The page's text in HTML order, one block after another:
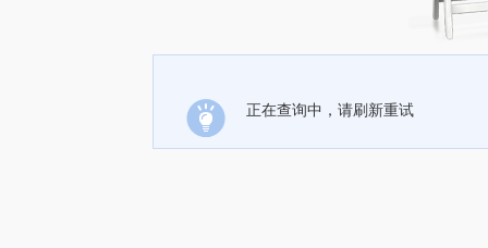
正在查询中，请刷新重试